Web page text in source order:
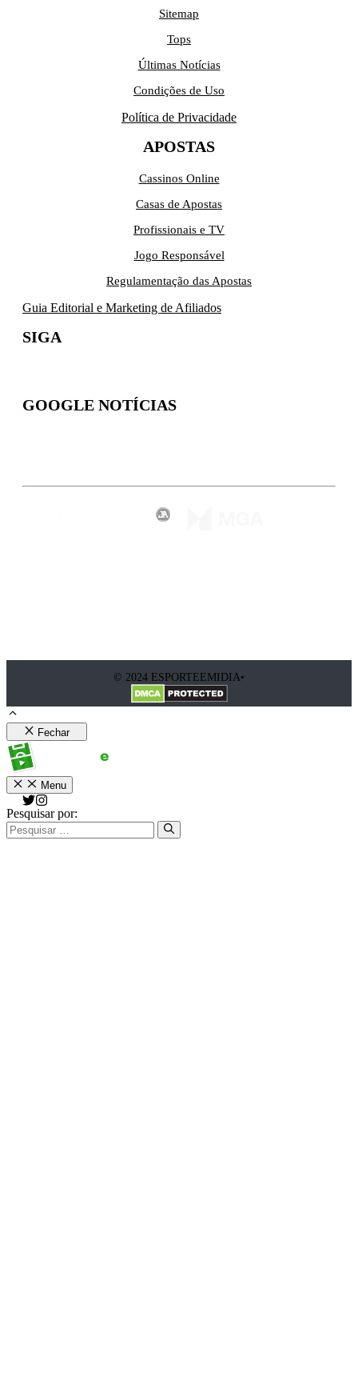
Sitemap
Tops
Últimas Notícias
Condições de Uso
Política de Privacidade
APOSTAS
Cassinos Online
Casas de Apostas
Profissionais e TV
Jogo Responsável
Regulamentação das Apostas
Guia Editorial e Marketing de Afiliados
SIGA
GOOGLE NOTÍCIAS
© 2024 ESPORTEEMIDIA•
Fechar
Menu
Pesquisar por: